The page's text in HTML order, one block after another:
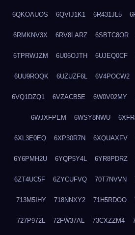
6QKOAUOS 6QVIJ1K1 6R431JL5
6RMKNV3X 6RV8LARZ 6SBTC8OR
6TPRWJZM 6U06OJTH 6UJEQ0CF
6UU9ROQK 6UZUZF6L 6V4POCW2
6VQ1DZQ1 6VZACB5E 6W0V02MY
6WJXFPEM 6WSY8NWU
6XL3E0EQ 6XP30R7N 6XQUAXFV
6Y6PMH2U 6YQP5Y4L 6YR8PDRZ
6ZT4UC5F 6ZYCUFVQ 70T7NVVN
713M5IHY 718NNXY2 71H5RDOO
727P972L 72FW37AL 73CXZZM4